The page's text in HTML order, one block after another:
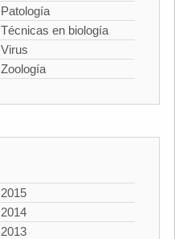
Patología
Técnicas en biología
Virus
Zoología
2015
2014
2013